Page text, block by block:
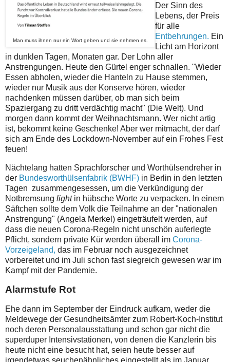
Man muss ihnen nur ein Wort geben und sie nehmen es.
Der Sinn des
Lebens, der Preis
für alle
Entbehrungen. Ein
Licht am Horizont
in dunklen Tagen, Monaten gar. Der Lohn aller
Anstrengungen. Heute den Gürtel enger schnallen. "Wieder
Essen abholen, wieder die Hanteln zu Hause stemmen,
wieder nur Musik aus der Konserve hören, wieder
nachdenken müssen darüber, ob man sich beim
Spaziergang zu dritt verdächtig macht" (Die Welt). Und
morgen dann kommt der Weihnachtsmann. Wer nicht artig
ist, bekommt keine Geschenke! Aber wer mitmacht, der darf
sich am Ende des Lockdown-November auf ein Frohes Fest
feuen!
Nächtelang hatten Sprachforscher und Worthülsendreher in
der Bundesworthülsenfabrik (BWHF) in Berlin in den letzten
Tagen zusammengesessen, um die Verkündigung der
Notbremsung lightin hübsche Worte zu verpacken. In einem
Säftchen sollte dem Volk die Teilnahme an der "nationalen
Anstrengung" (Angela Merkel) eingeträufelt werden, auf
dass die neuen Corona-Regeln nicht unschön auferlegte
Pflicht, sondern private Kür werden überall im Corona-
Vorzeigeland, das im Februar noch ausgezeichnet
vorbereitet und im Juli schon fast siegreich gewesen war im
Kampf mit der Pandemie.
Alarmstufe Rot
Ehe dann im September der Eindruck aufkam, weder die
Meldewege der Gesundheitsämter zum Robert-Koch-Institut
noch deren Personalausstattung und schon gar nicht die
superduper Intensivstationen, von denen die Kanzlerin bis
heute nicht eine besucht hat, seien heute besser auf